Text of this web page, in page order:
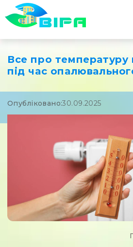
Все про температуру
під час
Опубліковано:30.09.2025